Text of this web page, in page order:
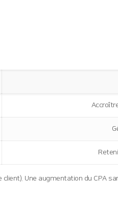
Une augmentation du CPA